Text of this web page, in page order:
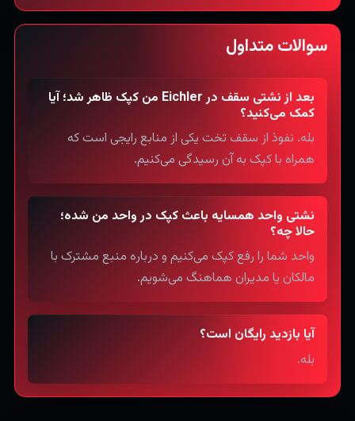
سوالات متداول
بعد از نشتی سقف در Eichler من کپک ظاهر شد؛ آیا
کمک می‌کنید؟
بله. نفوذ از سقف تخت یکی از منابع رایجی است که
همراه با کپک به آن رسیدگی می‌کنیم.
نشتی واحد همسایه باعث کپک در واحد من شده؛
حالا چه؟
واحد شما را رفع کپک می‌کنیم و درباره منبع مشترک با
مالکان یا مدیران هماهنگ می‌شویم.
آیا بازدید رایگان است؟
بله.